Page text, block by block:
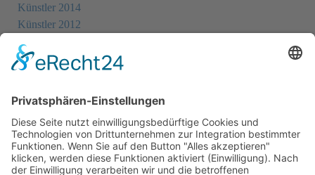
Künstler 2014
Künstler 2012
Künstler 2008
Künstler 2004
Alle Ausstellungsorte